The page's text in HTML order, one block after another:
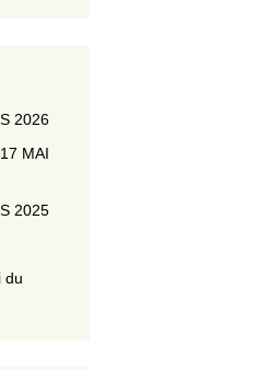
2026
MAI
2025
du